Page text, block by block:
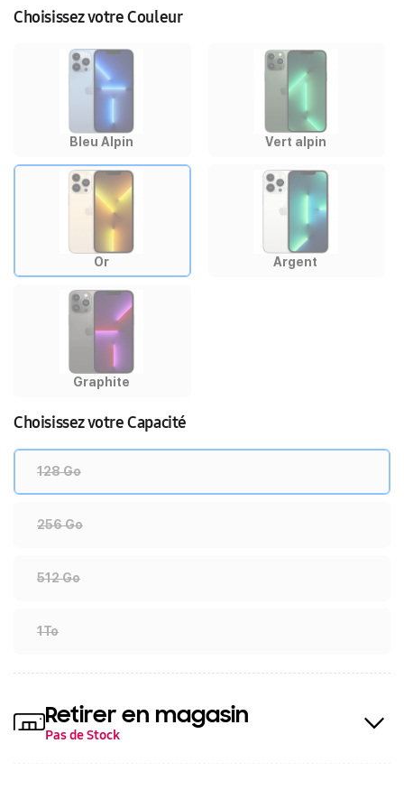
Choisissez votre Couleur
Bleu Alpin Vert alpin
Or Argent
Graphite
Choisissez votre Capacité
128 Go
256 Go
512 Go
1To
Retirer en magasin
Pas de Stock